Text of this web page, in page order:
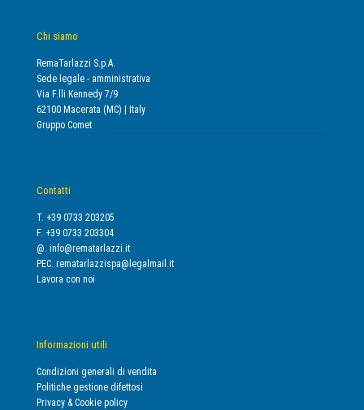
Chi siamo
RemaTarlazzi S.p.A.
Sede legale - amministrativa
Via F.lli Kennedy 7/9
62100 Macerata (MC) | Italy
Gruppo Comet
Contatti
T. +39 0733 203205
F. +39 0733 203304
@. info@rematarlazzi.it
PEC. rematarlazzispa@legalmail.it
Lavora con noi
Informazioni utili
Condizioni generali di vendita
Politiche gestione difettosi
Privacy & Cookie policy